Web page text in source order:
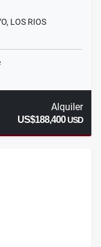
LOS RIOS
Alquiler
US$188,400USD